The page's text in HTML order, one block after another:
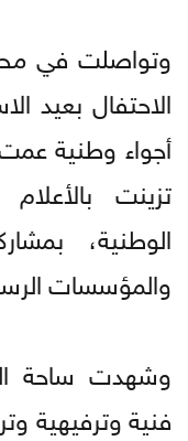
وتواصلت في
أجواء وطنية
تزينت بالأعلام
الوطنية،
والمؤسسات
وشهدت ساحة
فنية وترفيهية